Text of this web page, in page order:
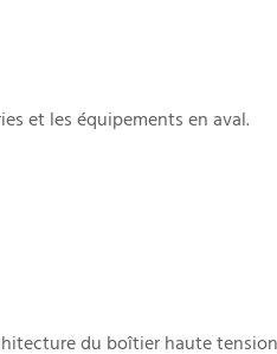
et les équipements en aval.
du boîtier haute